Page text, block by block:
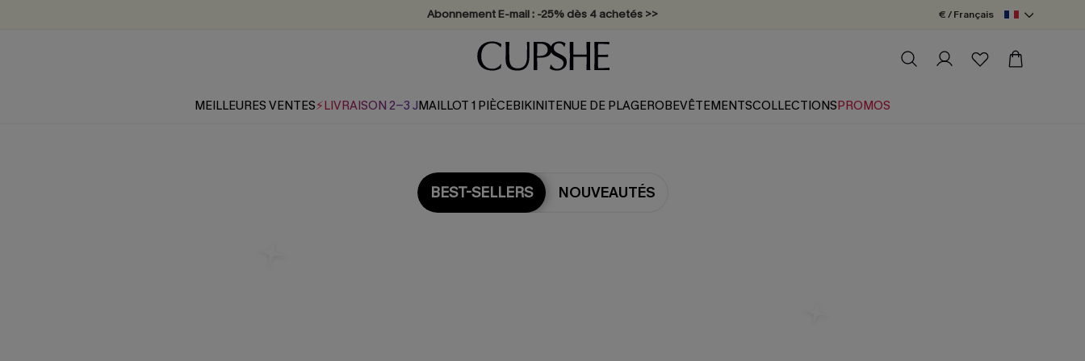
Abonnement E-mail : -25% dès 4 achetés >> € / Français
MEILLEURES VENTES⚡LIVRAISON 2-3 JMAILLOT 1 PIÈCEBIKINITENUE DE PLAGEROBEVÊTEMENTSCOLLECTIONSPROMOS
BEST-SELLERS NOUVEAUTÉS